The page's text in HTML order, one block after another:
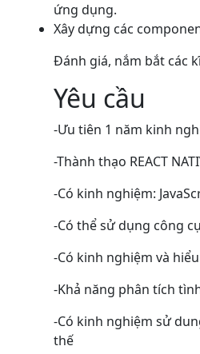
ứng dụng.
Xây dựng các
Đánh giá, nắm bắt các
Yêu cầu
-Ưu tiên 1 năm kinh
-Thành thạo REACT
-Có kinh nghiệm:
-Có thể sử dụng công
-Có kinh nghiệm và
-Khả năng phân tích
-Có kinh nghiệm sử
thế